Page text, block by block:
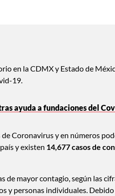
en la CDMX y Estado de
19.
ayuda a fundaciones del
Coronavirus y en números
y existen 14,677 casos de
de mayor contagio, según las
y personas individuales.